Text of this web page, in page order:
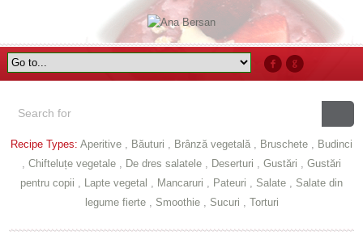
Recipe Types: Aperitive , Băuturi , Brânză vegetală , Bruschete , Budinci
, Chifteluțe vegetale , De dres salatele , Deserturi , Gustări , Gustări
pentru copii , Lapte vegetal , Mancaruri , Pateuri , Salate , Salate din
legume fierte, Smoothie, Sucuri , Torturi